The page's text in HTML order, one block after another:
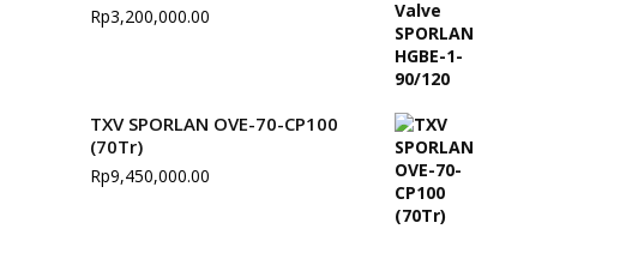
Rp3,200,000.00
TXV SPORLAN OVE-70-CP100
(70Tr)
Rp9,450,000.00